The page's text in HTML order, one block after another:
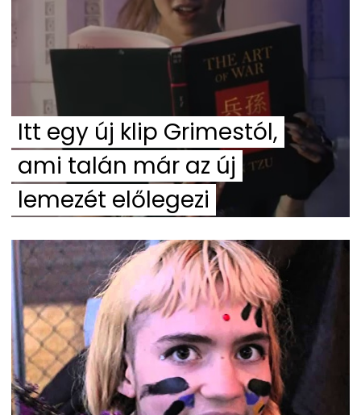
Itt egy új klip Grimestól,
ami talán már az új
lemezét előlegezi